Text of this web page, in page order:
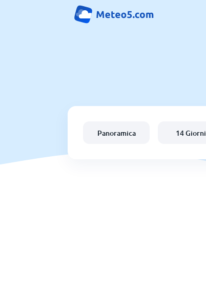
Panoramica 14 Giorni